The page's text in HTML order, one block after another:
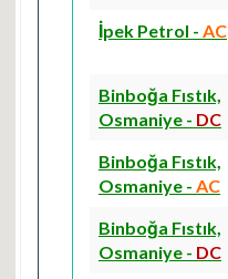
İpek Petrol - AC
Binboğa Fıstık,
Osmaniye - DC
Binboğa Fıstık,
Osmaniye - AC
Binboğa Fıstık,
Osmaniye - DC